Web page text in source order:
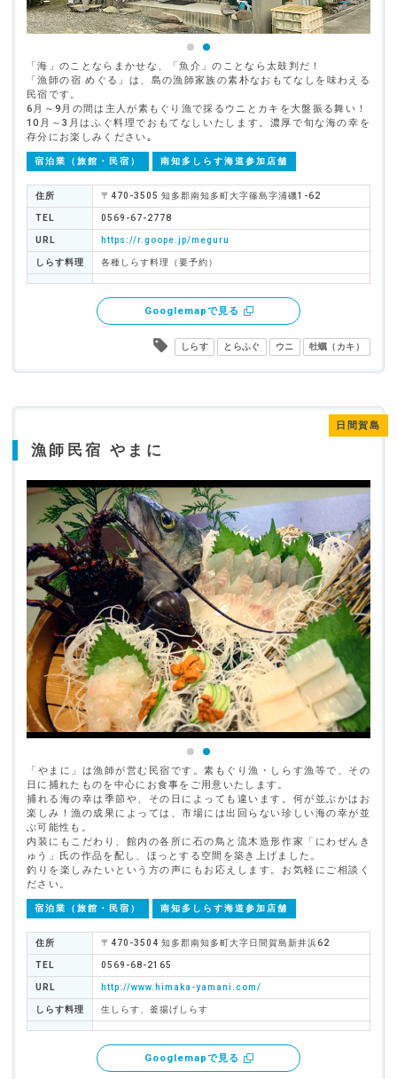
「海」のことならまかせな、「魚介」のことなら太鼓判だ！
「漁師の宿 めぐる」は、島の漁師家族の素朴なおもてなしを味わえる
民宿です。
6月～9月の間は主人が素もぐり漁で採るウニとカキを大盤振る舞い！
10月～3月はふぐ料理でおもてなしいたします。濃厚で旬な海の幸を
存分にお楽しみください｡
宿泊業（旅館・民宿） 南知多しらす海道参加店舗
住所 〒470-3505 知多郡南知多町大字篠島字浦磯1-62
TEL 0569-67-2778
URL https://r.goope.jp/meguru
しらす料理 各種しらす料理（要予約）
Googlemapで見る
しらす とらふぐ ウニ 牡蠣（カキ）
漁師民宿 やまに
日間賀島
「やまに」は漁師が営む民宿です。素もぐり漁・しらす漁等で、その
日に捕れたものを中心にお食事をご用意いたします。
捕れる海の幸は季節や、その日によっても違います。何が並ぶかはお
楽しみ！漁の成果によっては、市場には出回らない珍しい海の幸が並
ぶ可能性も。
内装にもこだわり、館内の各所に石の鳥と流木造形作家「にわぜんき
ゅう」氏の作品を配し、ほっとする空間を築き上げました。
釣りを楽しみたいという方の声にもお応えします。お気軽にご相談く
ださい。
宿泊業（旅館・民宿） 南知多しらす海道参加店舗
住所 〒470-3504 知多郡南知多町大字日間賀島新井浜62
TEL 0569-68-2165
URL http://www.himaka-yamani.com/
しらす料理 生しらす、釜揚げしらす
Googlemapで見る